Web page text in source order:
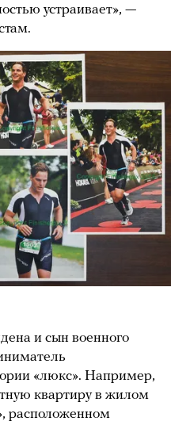
устраивает», —
и сын военного
«люкс». Например,
квартиру в жилом
расположенном